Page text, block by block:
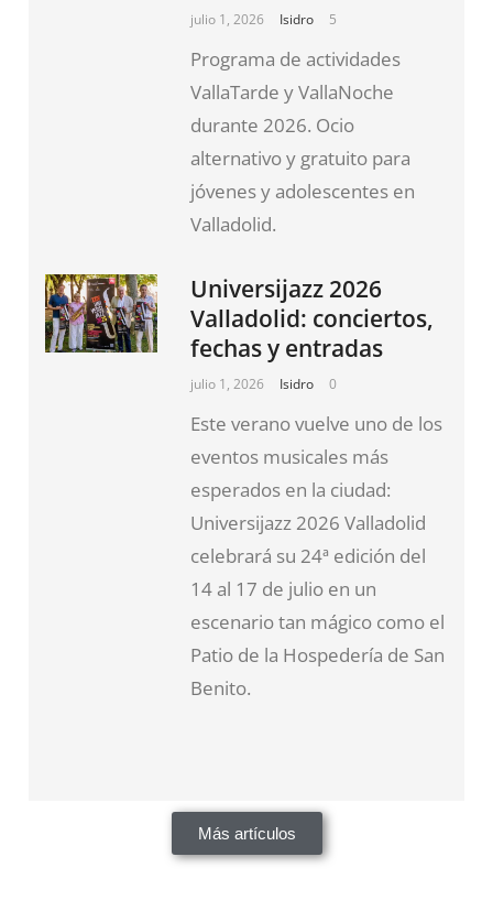
julio 1, 2026 Isidro 5
Programa de actividades
VallaTarde y VallaNoche
durante 2026. Ocio
alternativo y gratuito para
jóvenes y adolescentes en
Valladolid.
Universijazz 2026
Valladolid: conciertos,
fechas y entradas
julio 1, 2026 Isidro 0
Este verano vuelve uno de los
eventos musicales más
esperados en la ciudad:
Universijazz 2026 Valladolid
celebrará su 24ª edición del
14 al 17 de julio en un
escenario tan mágico como el
Patio de la Hospedería de San
Benito.
Más artículos